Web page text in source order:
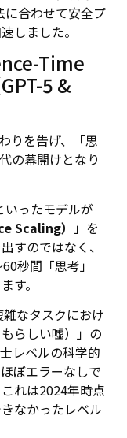
に合わせて安全プ
しました。
Time
5 &
りを告げ、「思
の幕開けとなり
いったモデルが
Scaling）
」を
すのではなく、
秒間「思考」
す。
なタスクにおけ
らしい嘘）」の
レベルの科学的
ぼエラーなしで
れは2024年時点
なかったレベル